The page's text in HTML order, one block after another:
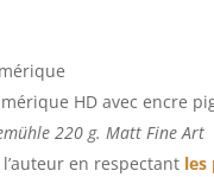
HD avec encre
220 g.Matt Fine Art
en respectant les